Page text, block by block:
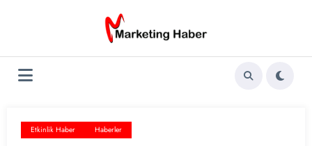
Etkinlik Haber Haberler